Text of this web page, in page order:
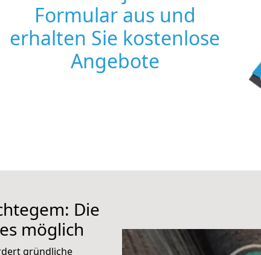
Formular aus und
erhalten Sie kostenlose
Angebote
Die
möglich
gründliche